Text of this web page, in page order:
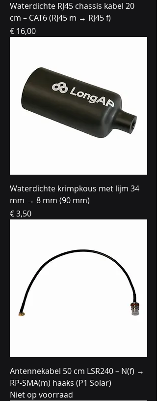
Waterdichte RJ45 chassis kabel 20
cm – CAT6 (RJ45 m → RJ45 f)
Prijs
€ 16,00
Waterdichte krimpkous met lijm 34
mm → 8 mm (90 mm)
Prijs
€ 3,50
Antennekabel 50 cm LSR240 – N(f) →
RP-SMA(m) haaks (P1 Solar)
Niet op voorraad